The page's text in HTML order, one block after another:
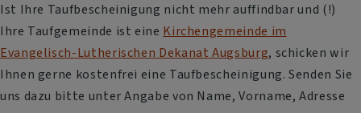
Ist Ihre Taufbescheinigung nicht mehr auffindbar und (!)
Ihre Taufgemeinde ist eine Kirchengemeinde im
Evangelisch-Lutherischen Dekanat Augsburg, schicken wir
Ihnen gerne kostenfrei eine Taufbescheinigung. Senden Sie
uns dazu bitte unter Angabe von Name, Vorname, Adresse